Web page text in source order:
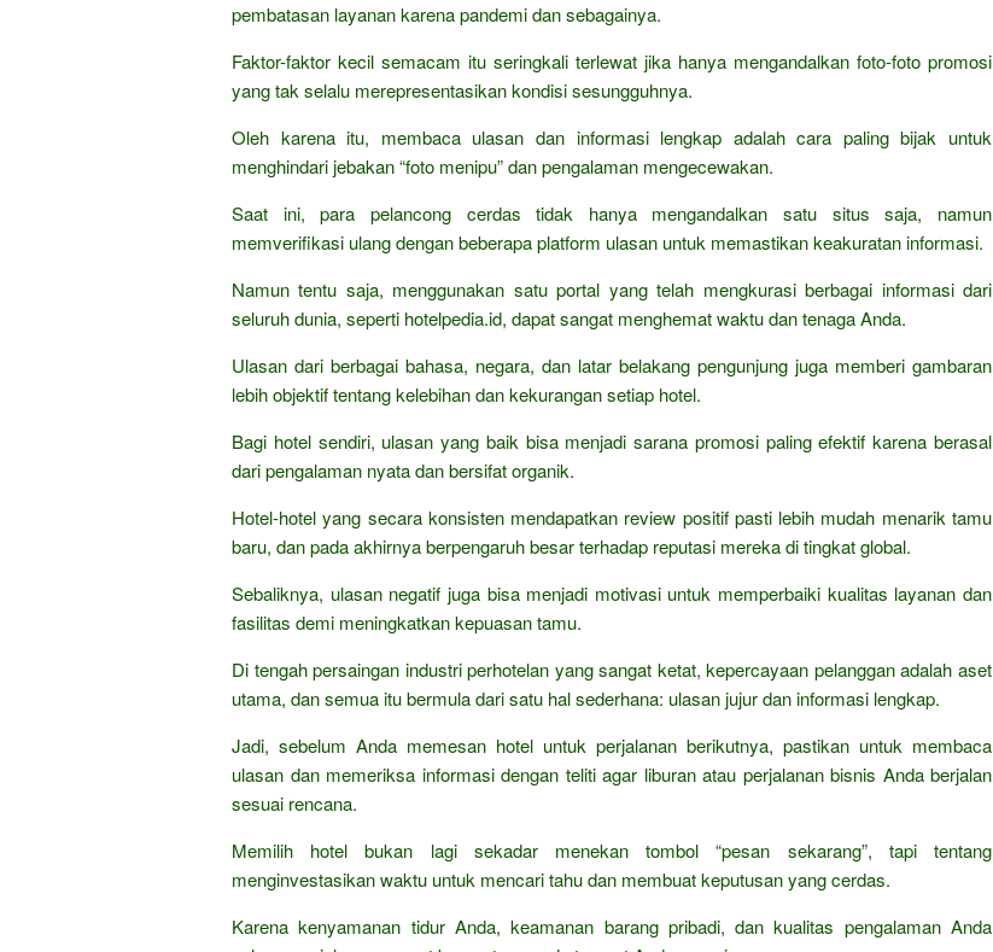
pembatasan layanan karena pandemi dan sebagainya.
Faktor-faktor kecil semacam itu seringkali terlewat jika hanya mengandalkan foto-foto promosi
yang tak selalu merepresentasikan kondisi sesungguhnya.
Oleh karena itu, membaca ulasan dan informasi lengkap adalah cara paling bijak untuk
menghindari jebakan “foto menipu” dan pengalaman mengecewakan.
Saat ini, para pelancong cerdas tidak hanya mengandalkan satu situs saja, namun
memverifikasi ulang dengan beberapa platform ulasan untuk memastikan keakuratan informasi.
Namun tentu saja, menggunakan satu portal yang telah mengkurasi berbagai informasi dari
seluruh dunia, seperti hotelpedia.id, dapat sangat menghemat waktu dan tenaga Anda.
Ulasan dari berbagai bahasa, negara, dan latar belakang pengunjung juga memberi gambaran
lebih objektif tentang kelebihan dan kekurangan setiap hotel.
Bagi hotel sendiri, ulasan yang baik bisa menjadi sarana promosi paling efektif karena berasal
dari pengalaman nyata dan bersifat organik.
Hotel-hotel yang secara konsisten mendapatkan review positif pasti lebih mudah menarik tamu
baru, dan pada akhirnya berpengaruh besar terhadap reputasi mereka di tingkat global.
Sebaliknya, ulasan negatif juga bisa menjadi motivasi untuk memperbaiki kualitas layanan dan
fasilitas demi meningkatkan kepuasan tamu.
Di tengah persaingan industri perhotelan yang sangat ketat, kepercayaan pelanggan adalah aset
utama, dan semua itu bermula dari satu hal sederhana: ulasan jujur dan informasi lengkap.
Jadi, sebelum Anda memesan hotel untuk perjalanan berikutnya, pastikan untuk membaca
ulasan dan memeriksa informasi dengan teliti agar liburan atau perjalanan bisnis Anda berjalan
sesuai rencana.
Memilih hotel bukan lagi sekadar menekan tombol “pesan sekarang”, tapi tentang
menginvestasikan waktu untuk mencari tahu dan membuat keputusan yang cerdas.
Karena kenyamanan tidur Anda, keamanan barang pribadi, dan kualitas pengalaman Anda